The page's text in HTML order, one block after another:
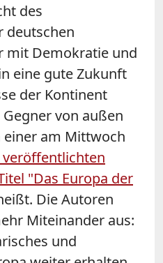
des
deutschen
mit Demokratie und
eine gute Zukunft
der Kontinent
von außen
einer am Mittwoch
"Das Europa der
Die Autoren
Miteinander aus:
und